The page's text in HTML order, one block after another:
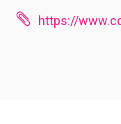
 https://